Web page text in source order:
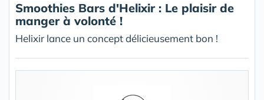
Smoothies Bars d'Helixir : Le plaisir de
manger à volonté !
Helixir lance un concept délicieusement bon !